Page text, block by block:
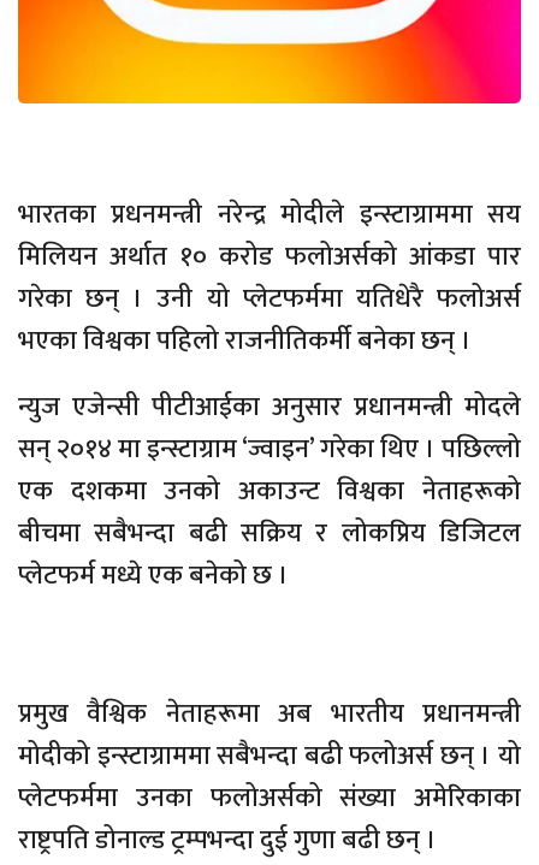
भारतका प्रधनमन्त्री नरेन्द्र मोदीले इन्स्टाग्राममा सय
मिलियन अर्थात १० करोड फलोअर्सको आंकडा पार
गरेका छन् । उनी यो प्लेटफर्ममा यतिधेरै फलोअर्स
भएका विश्वका पहिलो राजनीतिकर्मी बनेका छन् ।
न्युज एजेन्सी पीटीआईका अनुसार प्रधानमन्त्री मोदले
सन् २०१४ मा इन्स्टाग्राम ‘ज्वाइन’ गरेका थिए । पछिल्लो
एक दशकमा उनको अकाउन्ट विश्वका नेताहरूको
बीचमा सबैभन्दा बढी सक्रिय र लोकप्रिय डिजिटल
प्लेटफर्म मध्ये एक बनेको छ ।
प्रमुख वैश्विक नेताहरूमा अब भारतीय प्रधानमन्त्री
मोदीको इन्स्टाग्राममा सबैभन्दा बढी फलोअर्स छन् । यो
प्लेटफर्ममा उनका फलोअर्सको संख्या अमेरिकाका
राष्ट्रपति डोनाल्ड ट्रम्पभन्दा दुई गुणा बढी छन् ।